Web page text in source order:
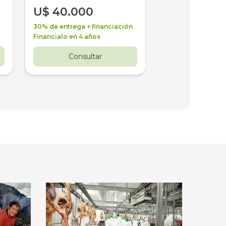
U$ 40.000
30% de entrega + financiación
Financialo en 4 años
Consultar